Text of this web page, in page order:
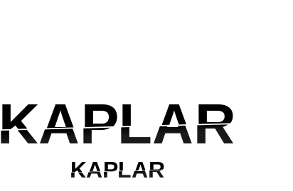
KAPLAR
KAPLAR
KAPLAR
KAPLAR